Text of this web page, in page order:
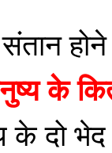
के
के दो